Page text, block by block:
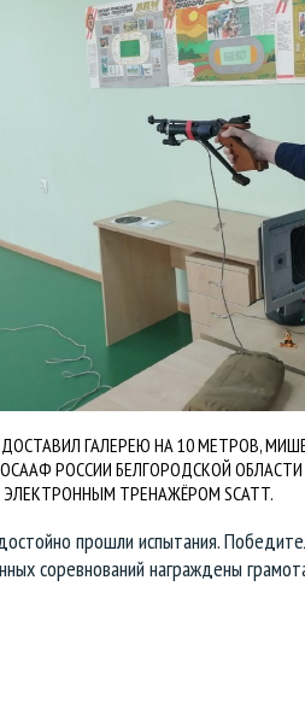
ГАЛЕРЕЮ НА 10 МЕТРОВ,
РОССИИ БЕЛГОРОДСКОЙ
ТРЕНАЖЁРОМ SCATT.
прошли испытания.
соревнований награждены